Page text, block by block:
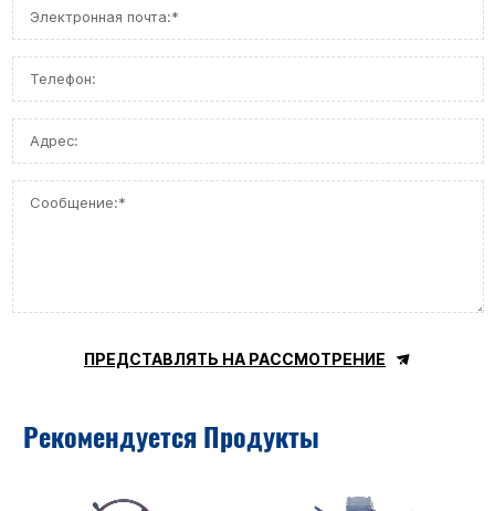
ПРЕДСТАВЛЯТЬ НА РАССМОТРЕНИЕ
Рекомендуется Продукты